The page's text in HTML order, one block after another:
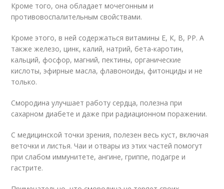
Кроме того, она обладает мочегонным и
противовоспалительным свойствами.
Кроме этого, в ней содержаться витамины Е, К, В, РР. А
также железо, цинк, калий, натрий, бета-каротин,
кальций, фосфор, магний, пектины, органические
кислоты, эфирные масла, флавоноиды, фитонциды и не
только.
Смородина улучшает работу сердца, полезна при
сахарном диабете и даже при радиационном поражении.
С медицинской точки зрения, полезен весь куст, включая
веточки и листья. Чаи и отвары из этих частей помогут
при слабом иммунитете, ангине, гриппе, подагре и
гастрите.